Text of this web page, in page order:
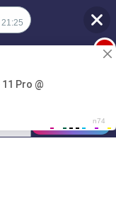
21:25
21:25
1